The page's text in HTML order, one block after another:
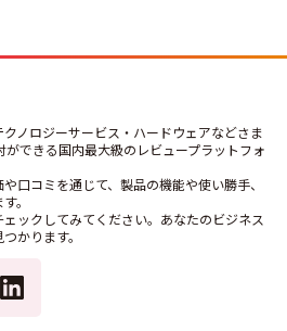
ノロジーサービス・ハードウェアなどさま
ができる国内最大級のレビュープラットフォ
口コミを通じて、製品の機能や使い勝手、
。
ックしてみてください。あなたのビジネス
かります。